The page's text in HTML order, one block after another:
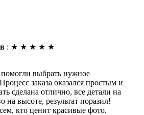
: ★ ★ ★ ★ ★
выбрать нужное
заказа оказался простым и
сделана отлично, все детали на
на высоте, результат поразил!
кто ценит красивые фото.